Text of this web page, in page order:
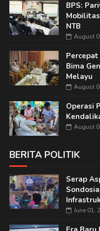
BPS:
NTB
August
Bima
Melayu
August
Operasi
August
BERITA POLITIK
Serap
June 01,